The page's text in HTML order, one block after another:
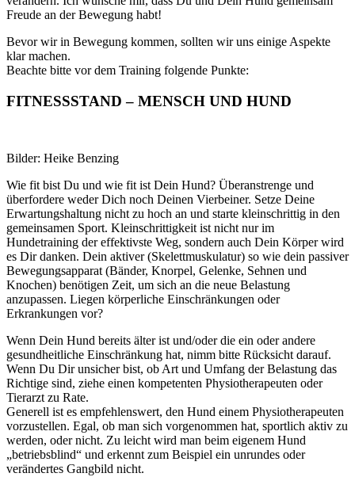
Freude an der Bewegung habt!
Bevor wir in Bewegung kommen, sollten wir uns einige Aspekte
klar machen.
Beachte bitte vor dem Training folgende Punkte:
FITNESSSTAND – MENSCH UND HUND
Bilder: Heike Benzing
Wie fit bist Du und wie fit ist Dein Hund? Überanstrenge und
überfordere weder Dich noch Deinen Vierbeiner. Setze Deine
Erwartungshaltung nicht zu hoch an und starte kleinschrittig in den
gemeinsamen Sport. Kleinschrittigkeit ist nicht nur im
Hundetraining der effektivste Weg, sondern auch Dein Körper wird
es Dir danken. Dein aktiver (Skelettmuskulatur) so wie dein passiver
Bewegungsapparat (Bänder, Knorpel, Gelenke, Sehnen und
Knochen) benötigen Zeit, um sich an die neue Belastung
anzupassen. Liegen körperliche Einschränkungen oder
Erkrankungen vor?
Wenn Dein Hund bereits älter ist und/oder die ein oder andere
gesundheitliche Einschränkung hat, nimm bitte Rücksicht darauf.
Wenn Du Dir unsicher bist, ob Art und Umfang der Belastung das
Richtige sind, ziehe einen kompetenten Physiotherapeuten oder
Tierarzt zu Rate.
Generell ist es empfehlenswert, den Hund einem Physiotherapeuten
vorzustellen. Egal, ob man sich vorgenommen hat, sportlich aktiv zu
werden, oder nicht. Zu leicht wird man beim eigenem Hund
„betriebsblind“ und erkennt zum Beispiel ein unrundes oder
verändertes Gangbild nicht.